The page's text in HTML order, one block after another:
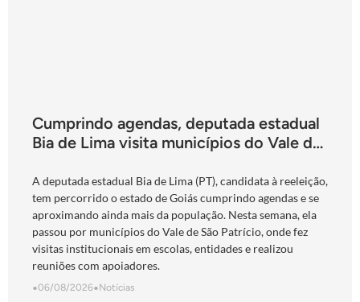
Cumprindo agendas, deputada estadual
Bia de Lima visita municípios do Vale do
A deputada estadual Bia de Lima (PT), candidata à reeleição,
tem percorrido o estado de Goiás cumprindo agendas e se
aproximando ainda mais da população. Nesta semana, ela
passou por municípios do Vale de São Patrício, onde fez
visitas institucionais em escolas, entidades e realizou
reuniões com apoiadores.
•06/08/2026•Notícias